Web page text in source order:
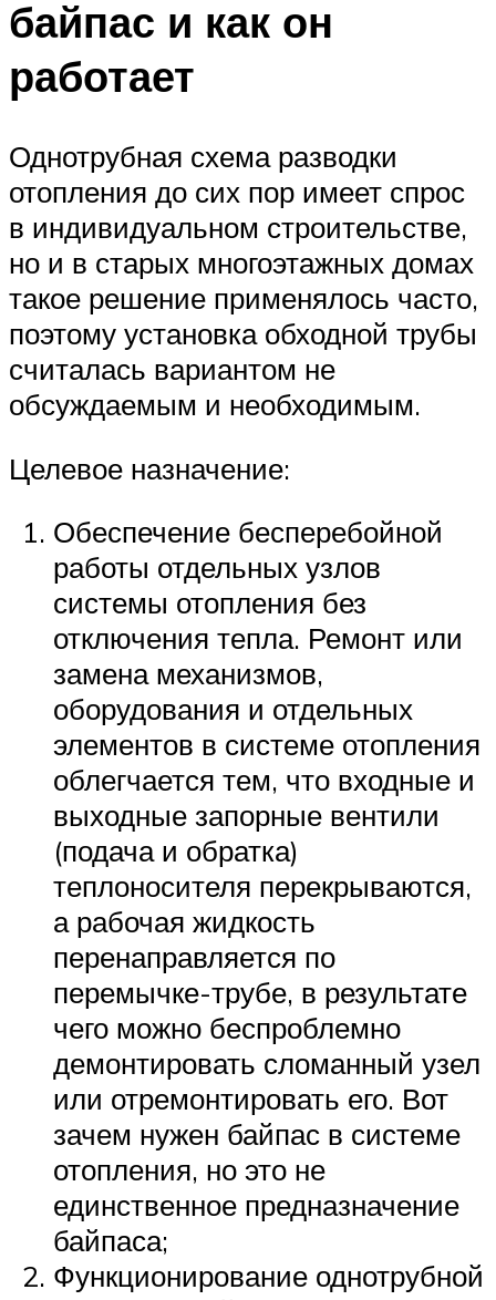
байпас и как он
работает
Однотрубная схема разводки
отопления до сих пор имеет спрос
в индивидуальном строительстве,
но и в старых многоэтажных домах
такое решение применялось часто,
поэтому установка обходной трубы
считалась вариантом не
обсуждаемым и необходимым.
Целевое назначение:
Обеспечение бесперебойной
работы отдельных узлов
системы отопления без
отключения тепла. Ремонт или
замена механизмов,
оборудования и отдельных
элементов в системе отопления
облегчается тем, что входные и
выходные запорные вентили
(подача и обратка)
теплоносителя перекрываются,
а рабочая жидкость
перенаправляется по
перемычке-трубе, в результате
чего можно беспроблемно
демонтировать сломанный узел
или отремонтировать его. Вот
зачем нужен байпас в системе
отопления, но это не
единственное предназначение
байпаса;
Функционирование однотрубной